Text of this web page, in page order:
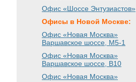
Офис «Шоссе Энтузиастов»
Офисы в Новой Москве:
Офис «Новая Москва»
Варшавское шоссе , М5-1
Офис «Новая Москва»
Варшавское шоссе , B10
Офис «Новая Москва»